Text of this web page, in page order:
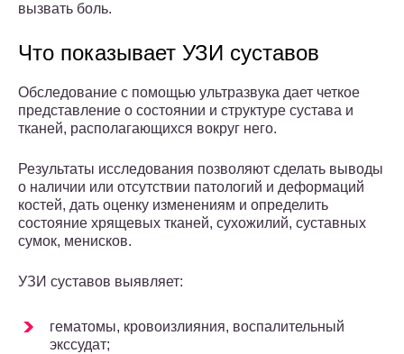
вызвать боль.
Что показывает УЗИ суставов
Обследование с помощью ультразвука дает четкое
представление о состоянии и структуре сустава и
тканей, располагающихся вокруг него.
Результаты исследования позволяют сделать выводы
о наличии или отсутствии патологий и деформаций
костей, дать оценку изменениям и определить
состояние хрящевых тканей, сухожилий, суставных
сумок, менисков.
УЗИ суставов выявляет:
гематомы, кровоизлияния, воспалительный
экссудат;